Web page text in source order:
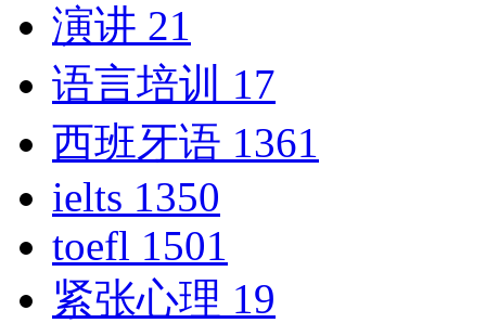
演讲 21
语言培训 17
西班牙语 1361
ielts 1350
toefl 1501
紧张心理 19